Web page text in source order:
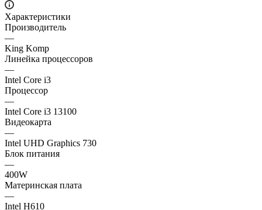
Характеристики
Производитель
—
King Komp
Линейка процессоров
—
Intel Core i3
Процессор
—
Intel Core i3 13100
Видеокарта
—
Intel UHD Graphics 730
Блок питания
—
400W
Материнская плата
—
Intel H610